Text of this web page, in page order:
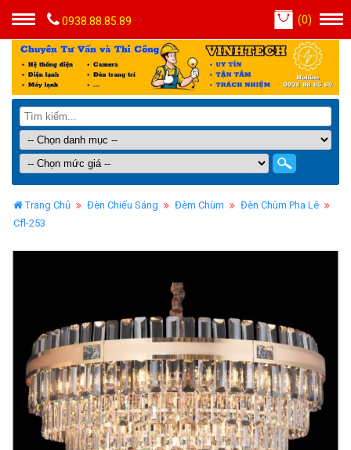
0938.88.85.89 (0)
Trang Chủ Đèn Chiếu Sáng Đèm Chùm
Đèn Chùm Pha Lê
Cfl-253